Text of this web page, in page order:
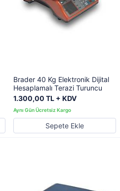
Brader 40 Kg Elektronik Dijital
Hesaplamalı Terazi Turuncu
1.300,00 TL + KDV
Sepete Ekle